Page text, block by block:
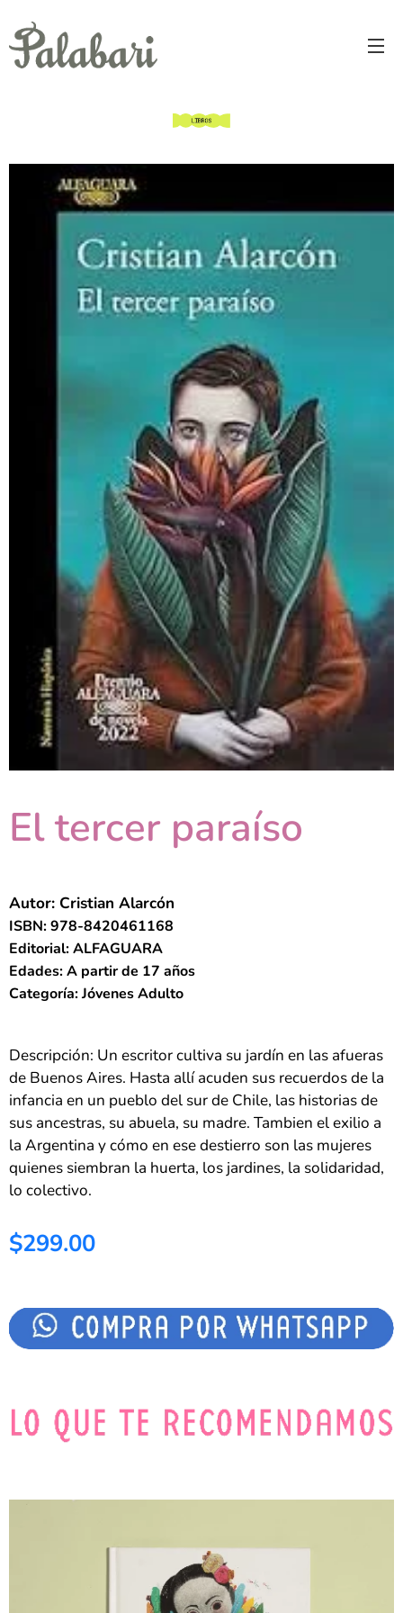
El tercer paraíso
Autor: Cristian Alarcón
ISBN: 978-8420461168
Editorial: ALFAGUARA
Edades: A partir de 17 años
Categoría: Jóvenes Adulto
Descripción: Un escritor cultiva su jardín en las afueras
de Buenos Aires. Hasta allí acuden sus recuerdos de la
infancia en un pueblo del sur de Chile, las historias de
sus ancestras, su abuela, su madre. Tambien el exilio a
la Argentina y cómo en ese destierro son las mujeres
quienes siembran la huerta, los jardines, la solidaridad,
lo colectivo.
$299.00